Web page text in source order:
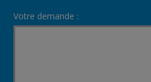
Votre demande :